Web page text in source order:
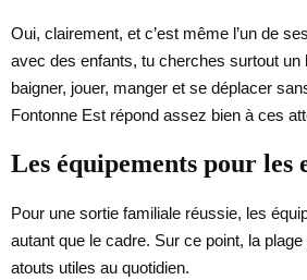
Oui, clairement, et c’est même l’un de
avec des enfants, tu cherches surtout un
baigner, jouer, manger et se déplacer
Fontonne Est répond assez bien à ces
Les équipements pour les
Pour une sortie familiale réussie, les
autant que le cadre. Sur ce point, la
atouts utiles au quotidien.